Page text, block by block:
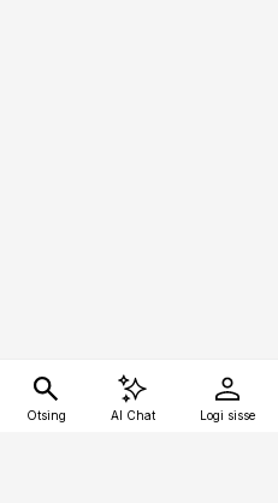
Otsing AI Chat Logi sisse